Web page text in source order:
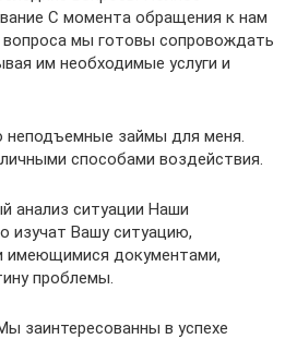
С момента обращения к нам
мы готовы сопровождать
им необходимые услуги и
неподъемные займы для меня.
способами воздействия.
анализ ситуации Наши
изучат Вашу ситуацию,
имеющимися документами,
проблемы.
заинтересованны в успехе